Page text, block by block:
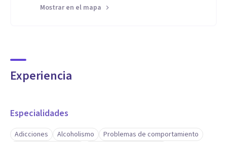
Mostrar en el mapa
Experiencia
Especialidades
Adicciones Alcoholismo
Problemas de comportamiento